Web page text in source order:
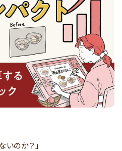
いのか？」